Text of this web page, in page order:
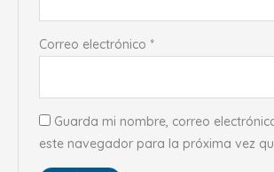
Correo electrónico *
Guarda mi nombre, correo
este navegador para la próxima vez